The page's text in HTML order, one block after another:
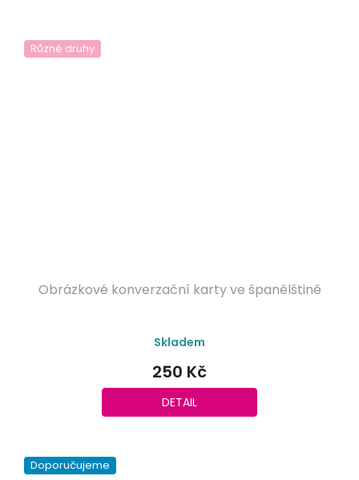
Různé druhy
Obrázkové konverzační karty ve španělštině
Skladem
250 Kč
DETAIL
Doporučujeme